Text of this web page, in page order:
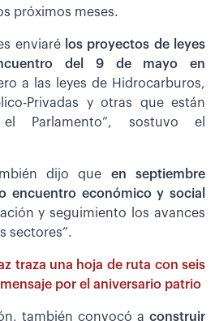
próximos meses.
enviaré los proyectos de leyes
del 9 de mayo en
a las leyes de Hidrocarburos,
Privadas y otras que están
Parlamento”, sostuvo el
dijo que en septiembre
encuentro económico y social
y seguimiento los avances
sectores”.
traza una hoja de ruta con seis
por el aniversario patrio
también convocó a construir